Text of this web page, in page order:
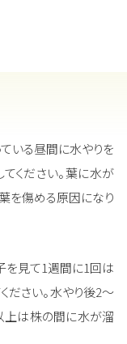
いる昼間に水やりを
ください。葉に水が
を傷める原因になり
を見て1週間に1回は
ださい。水やり後2～
上は株の間に水が溜